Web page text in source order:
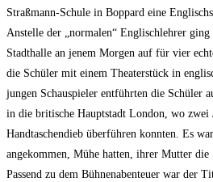
Straßmann-Schule in Boppard eine
Anstelle der „normalen“ Englischlehrer
Stadthalle an jenem Morgen auf für vier
die Schüler mit einem Theaterstück in
jungen Schauspieler entführten die Schüler
in die britische Hauptstadt London, wo zwei
Handtaschendieb überführen konnten. Es
angekommen, Mühe hatten, ihrer Mutter die
Passend zu dem Bühnenabenteuer war der